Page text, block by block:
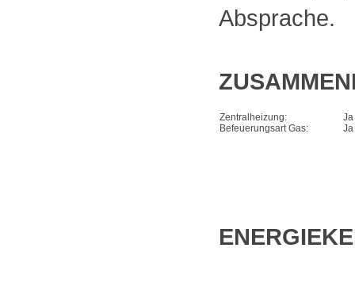
Absprache.
Zentralheizung:
Befeuerungsart Gas:
Ja
Ja